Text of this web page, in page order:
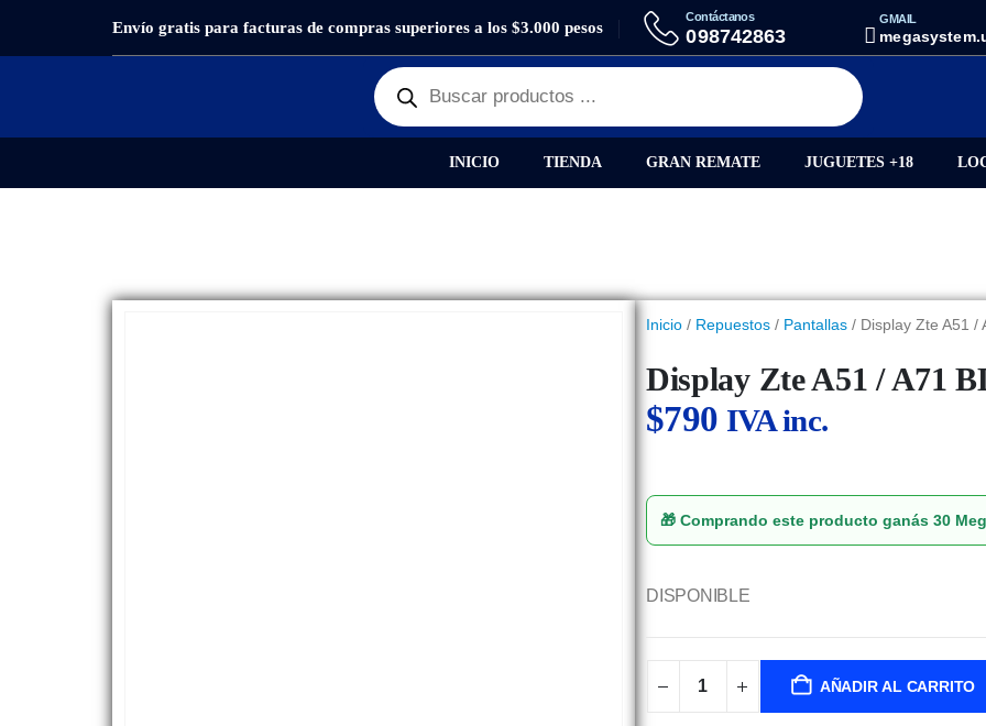
Envío gratis para facturas de compras superiores a los $3.000 pesos
Contáctanos
098742863
GMAIL
INICIO TIENDA GRAN REMATE JUGUETES +18
PRODUCTOSREPUESTOS, PANTALLAS DISPLAY ZTE A51 / A71 BLADE AMP
Inicio/ Repuestos/ Pantallas/ Display Zte A51 /
Display Zte A51 / A71
$790 IVA inc.
🎁 Comprando este producto ganás 30
DISPONIBLE
AÑADIR AL CARRITO